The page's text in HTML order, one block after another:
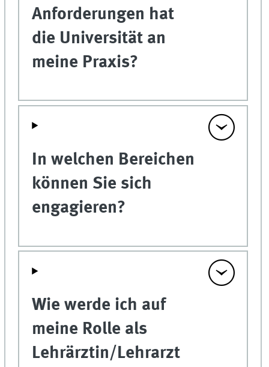
Anforderungen hat
die Universität an
meine Praxis?
In welchen Bereichen
können Sie sich
engagieren?
Wie werde ich auf
meine Rolle als
Lehrärztin/Lehrarzt